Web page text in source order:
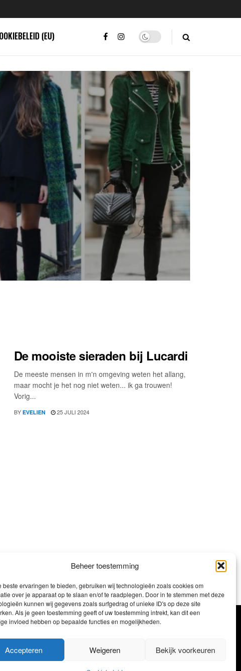
Beheer toestemming
beste ervaringen te bieden, gebruiken wij technologieën zoals cookies om
over je apparaat op te slaan en/of te raadplegen. Door in te stemmen met deze
kunnen wij gegevens zoals surfgedrag of unieke ID's op deze site
Als je geen toestemming geeft of uw toestemming intrekt, kan dit een
invloed hebben op bepaalde functies en mogelijkheden.
Accepteren Weigeren Bekijk voorkeuren
(EU)
De mooiste sieraden bij Lucardi
De meeste mensen in m'n omgeving weten het allang,
maar mocht je het nog niet weten... ik ga trouwen!
Vorig...
BY EVELIEN 25 JULI 2024